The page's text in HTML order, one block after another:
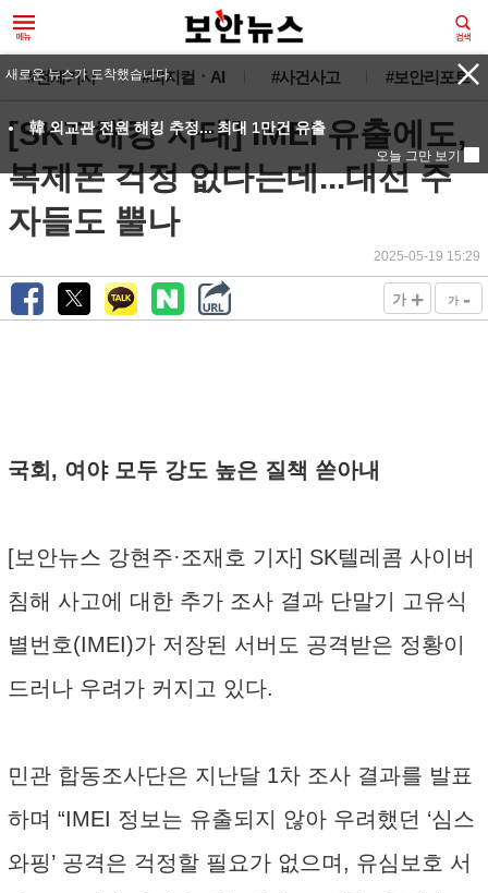
#전체기사 #피지컬ㆍAI #사건사고 #보안리포트
[SKT 해킹 사태] IMEI 유출에도,
복제폰 걱정 없다는데...대선 주
자들도 뿔나
2025-05-19 15:29
가 + 가 -
국회, 여야 모두 강도 높은 질책 쏟아내
[보안뉴스 강현주·조재호 기자] SK텔레콤 사이버
침해 사고에 대한 추가 조사 결과 단말기 고유식
별번호(IMEI)가 저장된 서버도 공격받은 정황이
드러나 우려가 커지고 있다.
민관 합동조사단은 지난달 1차 조사 결과를 발표
하며 “IMEI 정보는 유출되지 않아 우려했던 ‘심스
와핑’ 공격은 걱정할 필요가 없으며, 유심보호 서
새로운 뉴스가 도착했습니다.
韓 외교관 전원 해킹 추정... 최대 1만건 유출
오늘 그만 보기